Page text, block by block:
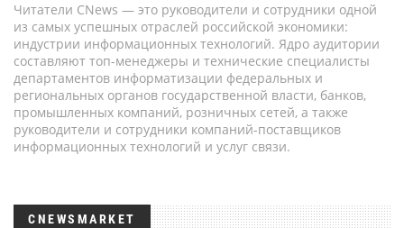
Читатели CNews — это руководители и сотрудники одной
из самых успешных отраслей российской экономики:
индустрии информационных технологий. Ядро аудитории
составляют топ-менеджеры и технические специалисты
департаментов информатизации федеральных и
региональных органов государственной власти, банков,
промышленных компаний, розничных сетей, а также
руководители и сотрудники компаний-поставщиков
информационных технологий и услуг связи.
CNEWSMARKET